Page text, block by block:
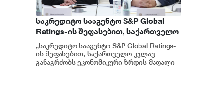
საკრედიტო სააგენტო S&P Global
Ratings-ის შეფასებით, საქართველო
კვლავ განაგრძობს ეკონომიკური
ზრდის მაღალი მაჩვენებლებისა და
ჯანსაღი ფისკალური პოლიტიკის
„საკრედიტო სააგენტო S&P Global Ratings-
ის შეფასებით, საქართველო კვლავ
განაგრძობს ეკონომიკური ზრდის მაღალი